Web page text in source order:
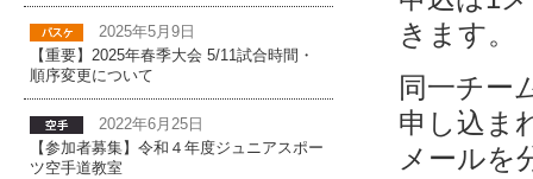
きます。
同一チー
申し込ま
メールを
2025年5月9日
【重要】2025年春季大会 5/11試合時間・
順序変更について
2022年6月25日
【参加者募集】令和４年度ジュニアスポー
ツ空手道教室